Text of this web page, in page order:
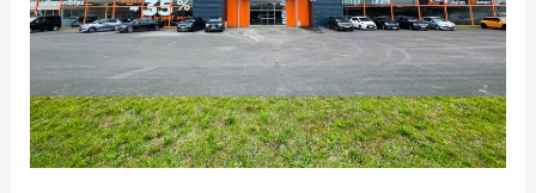
Groupe
Automobiles